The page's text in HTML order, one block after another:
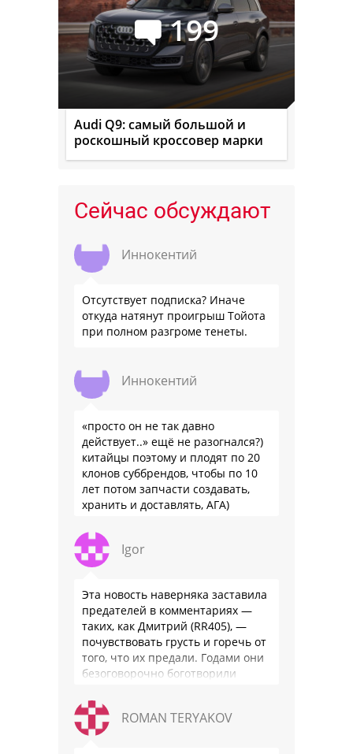
199
Audi Q9: самый большой и
роскошный кроссовер марки
Сейчас обсуждают
Иннокентий
Отсутствует подписка? Иначе
откуда натянут проигрыш Тойота
при полном разгроме тенеты.
Иннокентий
«просто он не так давно
действует..» ещё не разогнался?)
китайцы поэтому и плодят по 20
клонов суббрендов, чтобы по 10
лет потом запчасти создавать,
хранить и доставлять, АГА)
Igor
Эта новость наверняка заставила
предателей в комментариях —
таких, как Дмитрий (RR405), —
почувствовать грусть и горечь от
того, что их предали. Годами они
безоговорочно боготворили
ROMAN TERYAKOV